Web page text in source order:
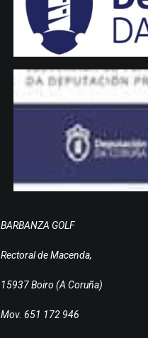
BARBANZA GOLF
Rectoral de Macenda,
15937 Boiro (A Coruña)
Mov. 651 172 946